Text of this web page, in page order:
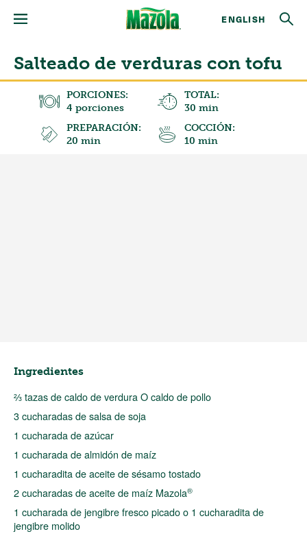
ENGLISH
Salteado de verduras con tofu
PORCIONES:
4 porciones
TOTAL:
30 min
PREPARACIÓN:
20 min
COCCIÓN:
10 min
Ingredientes
⅔ tazas de caldo de verdura O caldo de pollo
3 cucharadas de salsa de soja
1 cucharada de azúcar
1 cucharada de almidón de maíz
1 cucharadita de aceite de sésamo tostado
2 cucharadas de aceite de maíz Mazola®
1 cucharada de jengibre fresco picado o 1 cucharadita de
jengibre molido